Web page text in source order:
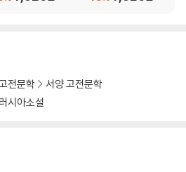
전문학
서양 고전문학
러시아소설